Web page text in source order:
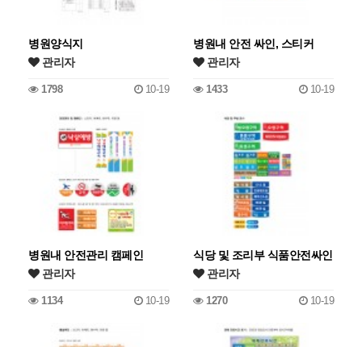
병원양식지
관리자
1798 10-19
병원내 안전 싸인, 스티커
관리자
1433 10-19
병원내 안전관리 캠페인
관리자
1134 10-19
식당 및 조리부 식품안전싸인
관리자
1270 10-19